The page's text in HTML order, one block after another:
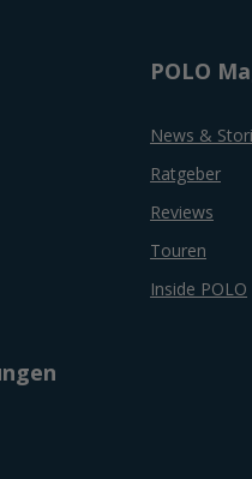
POLO
News &
Ratgeber
Reviews
Touren
Inside POLO